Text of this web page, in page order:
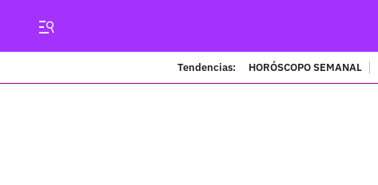
Tendencias: HORÓSCOPO SEMANAL